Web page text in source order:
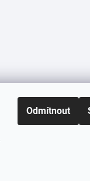
Odmítnout